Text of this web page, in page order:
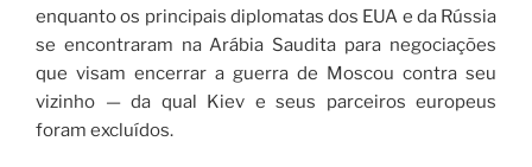
enquanto os principais diplomatas dos EUA e da Rússia
se encontraram na Arábia Saudita para negociações
que visam encerrar a guerra de Moscou contra seu
vizinho — da qual Kiev e seus parceiros europeus
foram excluídos.